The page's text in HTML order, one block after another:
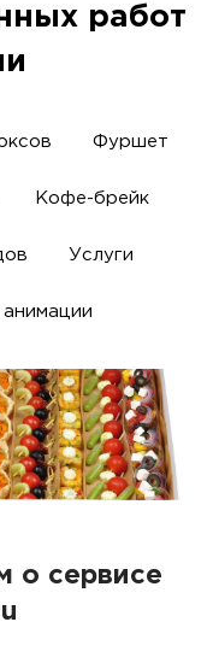
работ
Фуршет
Кофе-брейк
Услуги
о сервисе